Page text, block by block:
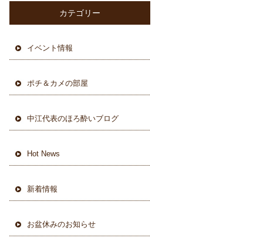
カテゴリー
イベント情報
ポチ＆カメの部屋
中江代表のほろ酔いブログ
Hot News
新着情報
お盆休みのお知らせ